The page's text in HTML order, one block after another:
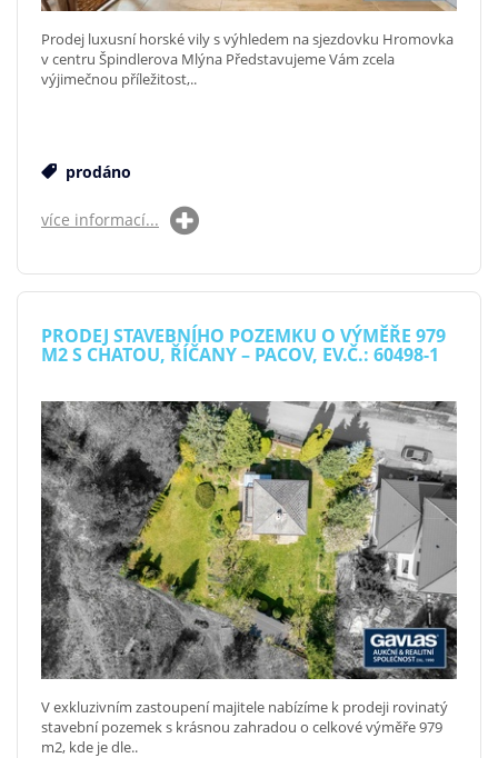
Prodej luxusní horské vily s výhledem na sjezdovku Hromovka
v centru Špindlerova Mlýna Představujeme Vám zcela
výjimečnou příležitost,..
prodáno
více informací...
PRODEJ STAVEBNÍHO POZEMKU O VÝMĚŘE 979
M2 S CHATOU, ŘÍČANY – PACOV, EV.Č.: 60498-1
V exkluzivním zastoupení majitele nabízíme k prodeji rovinatý
stavební pozemek s krásnou zahradou o celkové výměře 979
m2, kde je dle..